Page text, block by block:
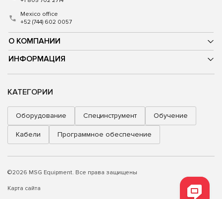
О КОМПАНИИ
ИНФОРМАЦИЯ
Mexico office
+52 (744) 602 0057
КАТЕГОРИИ
Оборудование Специнструмент Обучение
Кабели Программное обеспечение
©2026 MSG Equipment. Все права защищены
Карта сайта